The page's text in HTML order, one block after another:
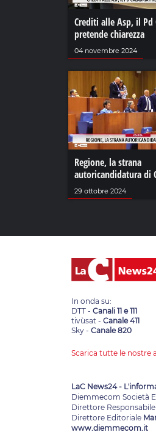
Crediti alle Asp, il Pd
pretende chiarezza
04 novembre 2024
Regione, la strana
autoricandidatura di
29 ottobre 2024
In onda su:
DTT - Canali 11 e 111
tivùsat - Canale 411
Sky - Canale 820
Scarica tutte le nostre
LaC News24 -
Diemmecom Società
Direttore Responsabile
Direttore Editoriale
www.diemmecom.it